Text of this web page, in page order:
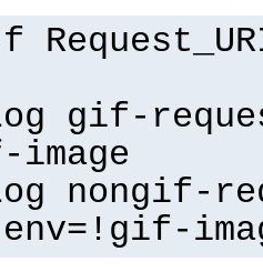
gif-
image
nongif-
env=!gif-